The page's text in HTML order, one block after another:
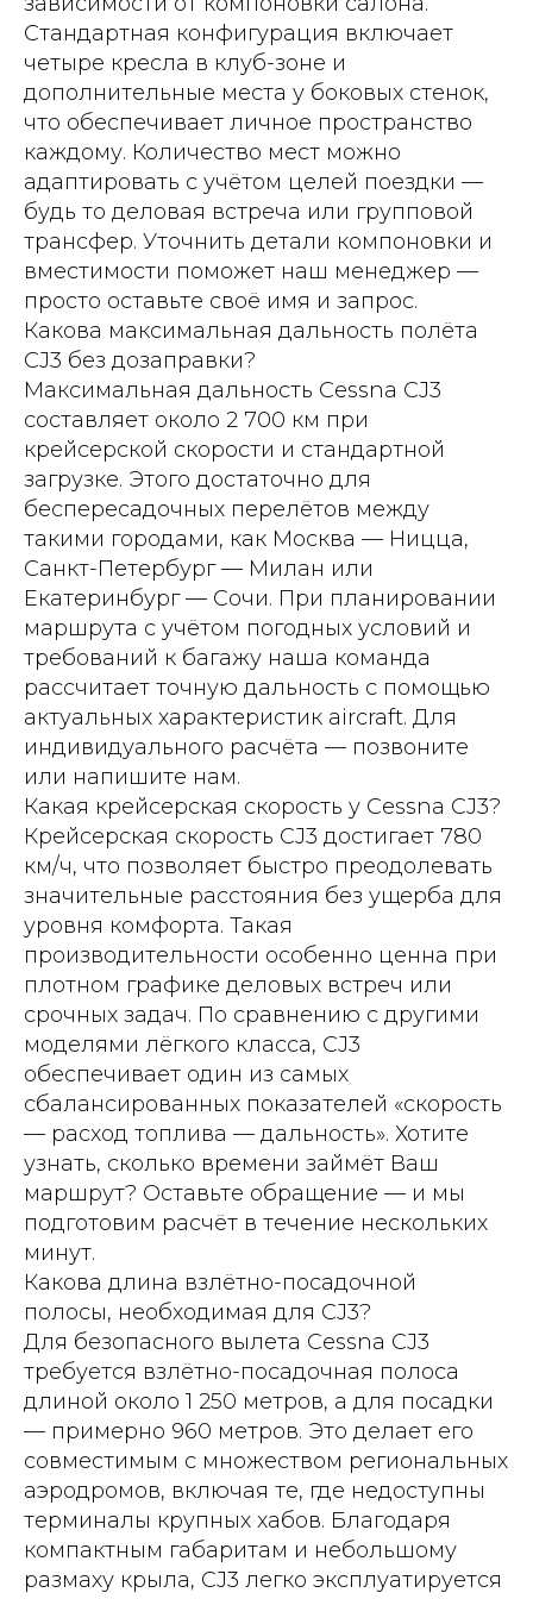
Стандартная конфигурация включает
четыре кресла в клуб-зоне и
дополнительные места у боковых стенок,
что обеспечивает личное пространство
каждому. Количество мест можно
адаптировать с учётом целей поездки —
будь то деловая встреча или групповой
трансфер. Уточнить детали компоновки и
вместимости поможет наш менеджер —
просто оставьте своё имя и запрос.
Какова максимальная дальность полёта
CJ3 без дозаправки?
Максимальная дальность Cessna CJ3
составляет около 2 700 км при
крейсерской скорости и стандартной
загрузке. Этого достаточно для
беспересадочных перелётов между
такими городами, как Москва — Ницца,
Санкт-Петербург — Милан или
Екатеринбург — Сочи. При планировании
маршрута с учётом погодных условий и
требований к багажу наша команда
рассчитает точную дальность с помощью
актуальных характеристик aircraft. Для
индивидуального расчёта — позвоните
или напишите нам.
Какая крейсерская скорость у Cessna CJ3?
Крейсерская скорость CJ3 достигает 780
км/ч, что позволяет быстро преодолевать
значительные расстояния без ущерба для
уровня комфорта. Такая
производительности особенно ценна при
плотном графике деловых встреч или
срочных задач. По сравнению с другими
моделями лёгкого класса, CJ3
обеспечивает один из самых
сбалансированных показателей «скорость
— расход топлива — дальность». Хотите
узнать, сколько времени займёт Ваш
маршрут? Оставьте обращение — и мы
подготовим расчёт в течение нескольких
минут.
Какова длина взлётно-посадочной
полосы, необходимая для CJ3?
Для безопасного вылета Cessna CJ3
требуется взлётно-посадочная полоса
длиной около 1 250 метров, а для посадки
— примерно 960 метров. Это делает его
совместимым с множеством региональных
аэродромов, включая те, где недоступны
терминалы крупных хабов. Благодаря
компактным габаритам и небольшому
размаху крыла, CJ3 легко эксплуатируется